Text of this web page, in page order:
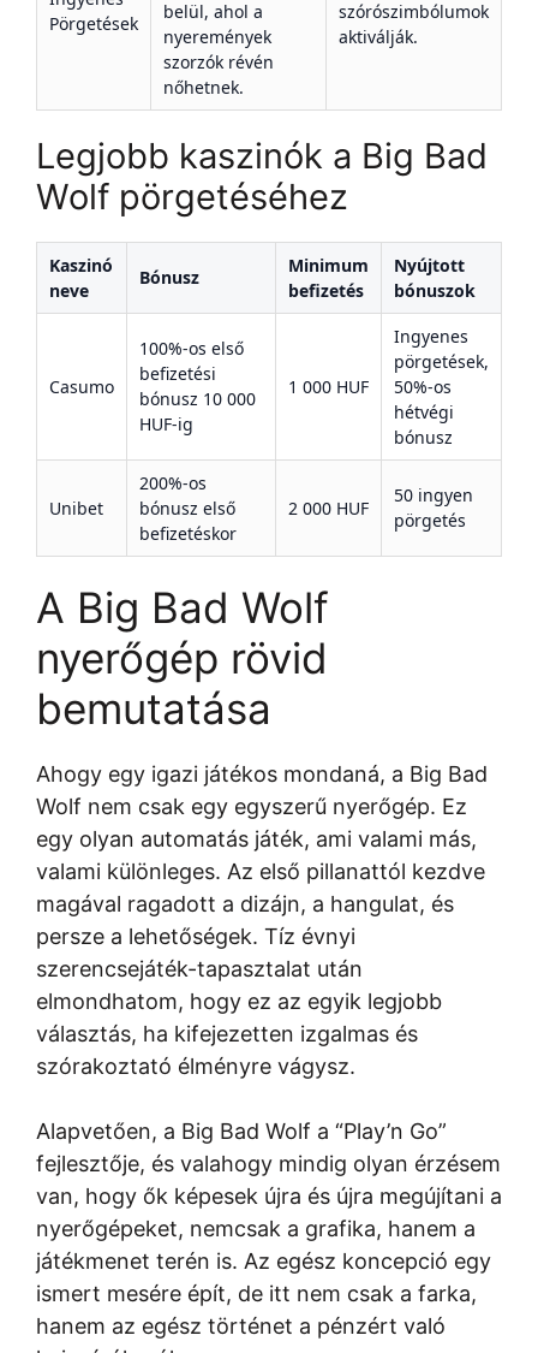
Pörgetések
belül, ahol a
nyeremények
szorzók révén
nőhetnek.
szórószimbólumok
aktiválják.
Legjobb kaszinók a Big Bad
Wolf pörgetéséhez
Kaszinó
neve
Bónusz
Minimum
befizetés
Nyújtott
bónuszok
Casumo
100%-os első
befizetési
bónusz 10 000
HUF-ig
1 000 HUF
Ingyenes
pörgetések,
50%-os
hétvégi
bónusz
Unibet
200%-os
bónusz első
befizetéskor
2 000 HUF
50 ingyen
pörgetés
A Big Bad Wolf
nyerőgép rövid
bemutatása
Ahogy egy igazi játékos mondaná, a Big Bad
Wolf nem csak egy egyszerű nyerőgép. Ez
egy olyan automatás játék, ami valami más,
valami különleges. Az első pillanattól kezdve
magával ragadott a dizájn, a hangulat, és
persze a lehetőségek. Tíz évnyi
szerencsejáték-tapasztalat után
elmondhatom, hogy ez az egyik legjobb
választás, ha kifejezetten izgalmas és
szórakoztató élményre vágysz.
Alapvetően, a Big Bad Wolf a “Play’n Go”
fejlesztője, és valahogy mindig olyan érzésem
van, hogy ők képesek újra és újra megújítani a
nyerőgépeket, nemcsak a grafika, hanem a
játékmenet terén is. Az egész koncepció egy
ismert mesére épít, de itt nem csak a farka,
hanem az egész történet a pénzért való